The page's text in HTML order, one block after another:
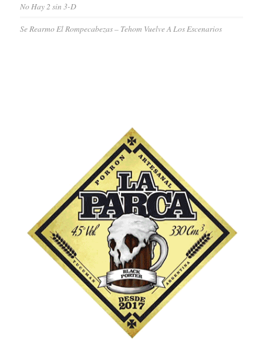
No Hay 2 sin 3-D
Se Rearmo El Rompecabezas – Tehom Vuelve A Los Escenarios